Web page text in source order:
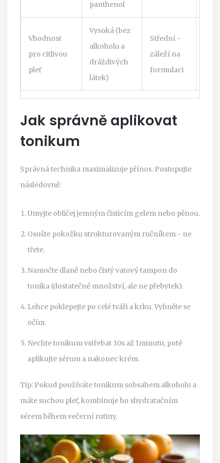
panthenol
Vhodnost
pro citlivou
pleť
Vysoká (bez
alkoholu a
dráždivých
látek)
Střední -
záleží na
formulaci
Jak správně aplikovat
tonikum
Správná technika maximalizuje přínos. Postupujte
následovně:
Umyjte obličej jemným čisticím gelem nebo pěnou.
Osušte pokožku strukturovaným ručníkem - ne
třete.
Namočte dlaně nebo čistý vatový tampon do
tonika (dostatečné množství, ale ne přebytek).
Lehce poklepejte po celé tváři a krku. Vyhněte se
očím.
Nechte tonikum vstřebat 30s až 1minutu, poté
aplikujte sérum a nakonec krém.
Tip: Pokud používáte tonikum sobsahem alkoholu a
máte suchou pleť, kombinuje ho shydratačním
sérem během večerní rutiny.